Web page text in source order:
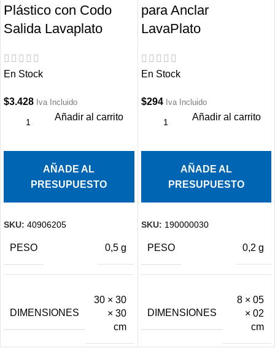
Plástico con Codo
Salida Lavaplato
En Stock
$3.428 Iva Incluido
Añadir al carrito
AÑADE AL
PRESUPUESTO
SKU: 40906205
PESO 0,5 g
DIMENSIONES
30 × 30
× 30
cm
para Anclar
LavaPlato
En Stock
$294 Iva Incluido
Añadir al carrito
AÑADE AL
PRESUPUESTO
SKU: 190000030
PESO 0,2 g
DIMENSIONES
8 × 05
× 02
cm